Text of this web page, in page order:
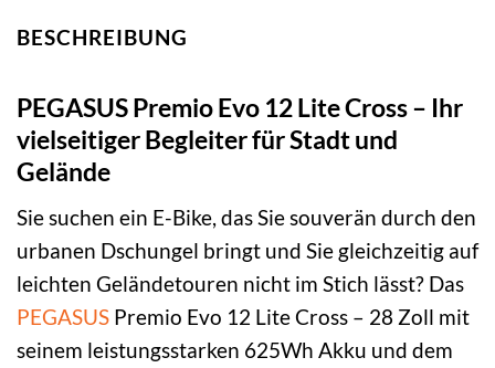
BESCHREIBUNG
PEGASUS Premio Evo 12 Lite Cross – Ihr
vielseitiger Begleiter für Stadt und
Gelände
Sie suchen ein E-Bike, das Sie souverän durch den
urbanen Dschungel bringt und Sie gleichzeitig auf
leichten Geländetouren nicht im Stich lässt? Das
PEGASUS Premio Evo 12 Lite Cross – 28 Zoll mit
seinem leistungsstarken 625Wh Akku und dem